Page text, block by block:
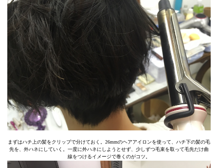
まずはハチ上の髪をクリップで分けておく。26mmのヘアアイロンを使って、ハチ下の髪の毛
先を、外ハネにしていく。一度に外ハネにしようとせず、少しずつ毛束を取って毛先だけ曲
線をつけるイメージで巻くのがコツ。